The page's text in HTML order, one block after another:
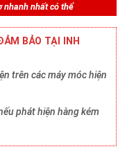
nhanh nhất có thể
BẢO TẠI INH
trên các máy móc hiện
phát hiện hàng kém